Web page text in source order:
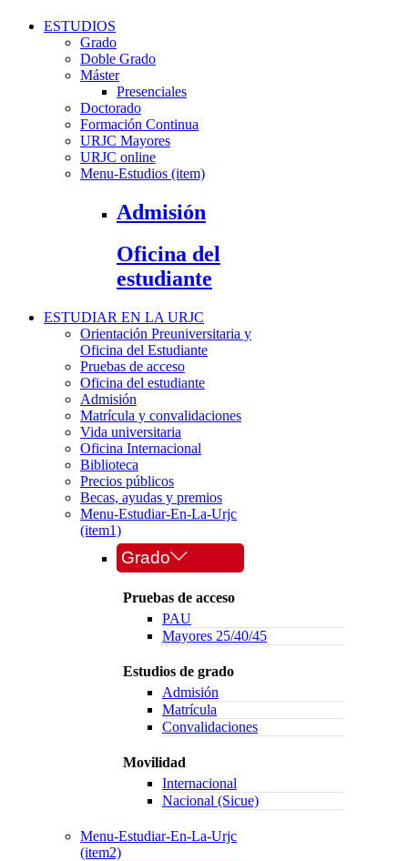
ESTUDIOS
Grado
Doble Grado
Máster
Presenciales
Doctorado
Formación Continua
URJC Mayores
URJC online
Menu-Estudios (item)
Admisión
Oficina del
estudiante
ESTUDIAR EN LA URJC
Orientación Preuniversitaria y
Oficina del Estudiante
Pruebas de acceso
Oficina del estudiante
Admisión
Matrícula y convalidaciones
Vida universitaria
Oficina Internacional
Biblioteca
Precios públicos
Becas, ayudas y premios
Menu-Estudiar-En-La-Urjc
(item1)
Grado
Pruebas de acceso
PAU
Mayores 25/40/45
Estudios de grado
Admisión
Matrícula
Convalidaciones
Movilidad
Internacional
Nacional (Sicue)
Menu-Estudiar-En-La-Urjc
(item2)